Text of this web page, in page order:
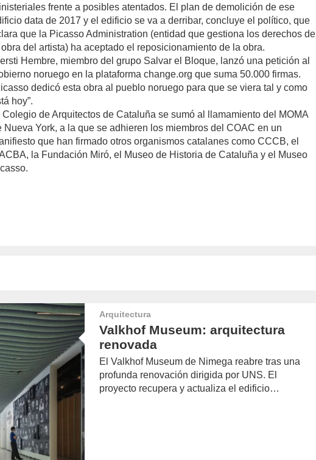
frente a posibles atentados. El plan de demolición de ese
data de 2017 y el edificio se va a derribar, concluye el político, que
que la Picasso Administration (entidad que gestiona los derechos de
obra del artista) ha aceptado el reposicionamiento de la obra.
Hembre, miembro del grupo Salvar el Bloque, lanzó una petición al
noruego en la plataforma change.org que suma 50.000 firmas.
dedicó esta obra al pueblo noruego para que se viera tal y como
hoy”.
Colegio de Arquitectos de Cataluña se sumó al llamamiento del MOMA
Nueva York, a la que se adhieren los miembros del COAC en un
que han firmado otros organismos catalanes como CCCB, el
la Fundación Miró, el Museo de Historia de Cataluña y el Museo
Arquitectura
Valkhof Museum: arquitectura
renovada
El Valkhof Museum de Nimega reabre tras una
profunda renovación dirigida por UNS. El
proyecto recupera y actualiza el edificio…